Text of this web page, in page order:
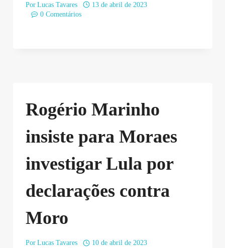
Por Lucas Tavares
13 de abril de 2023
0 Comentários
Rogério Marinho
insiste para Moraes
investigar Lula por
declarações contra
Moro
Por Lucas Tavares
10 de abril de 2023